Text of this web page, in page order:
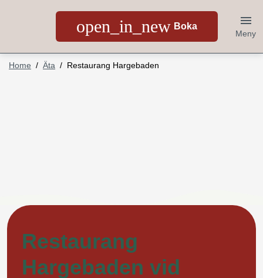
open_in_new Boka
Meny
Home Äta Restaurang Hargebaden
Restaurang
Hargebaden vid